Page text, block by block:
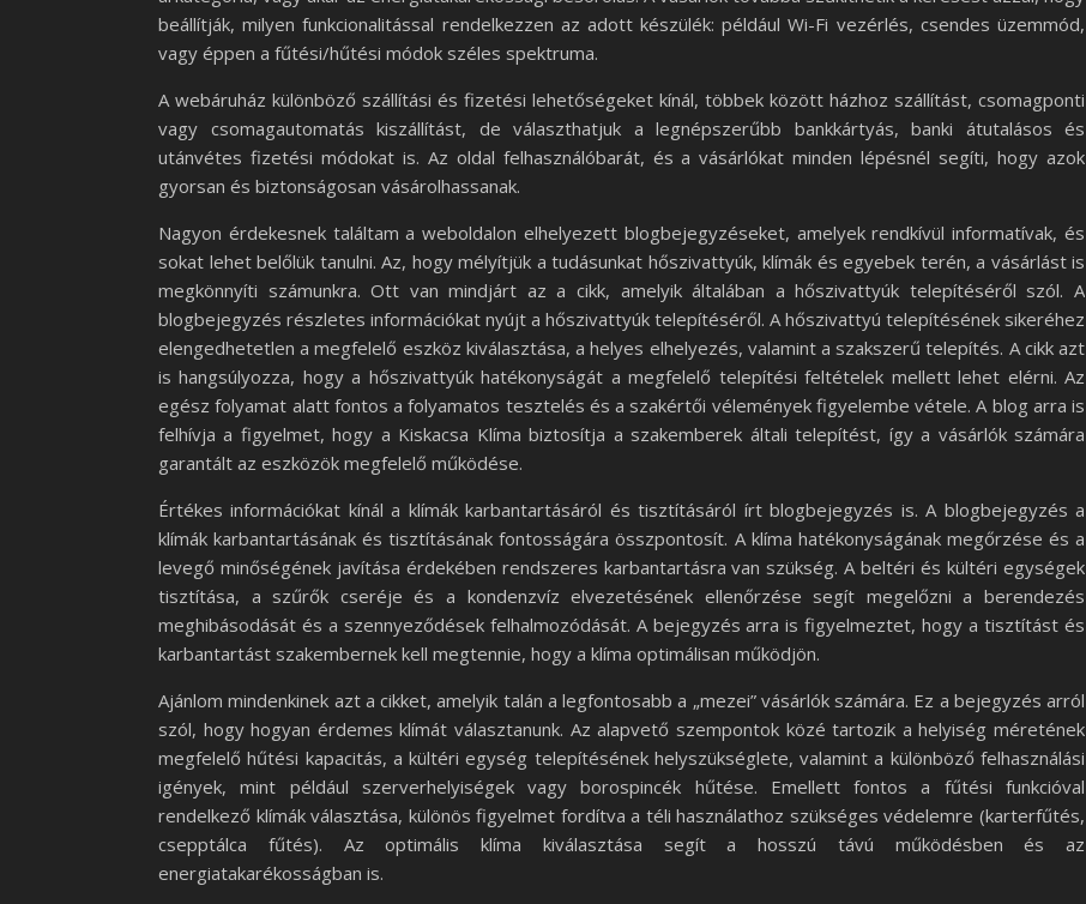
beállítják, milyen funkcionalitással rendelkezzen az adott készülék: például Wi-Fi vezérlés, csendes üzemmód,
vagy éppen a fűtési/hűtési módok széles spektruma.
A webáruház különböző szállítási és fizetési lehetőségeket kínál, többek között házhoz szállítást, csomagponti
vagy csomagautomatás kiszállítást, de választhatjuk a legnépszerűbb bankkártyás, banki átutalásos és
utánvétes fizetési módokat is. Az oldal felhasználóbarát, és a vásárlókat minden lépésnél segíti, hogy azok
gyorsan és biztonságosan vásárolhassanak.
Nagyon érdekesnek találtam a weboldalon elhelyezett blogbejegyzéseket, amelyek rendkívül informatívak, és
sokat lehet belőlük tanulni. Az, hogy mélyítjük a tudásunkat hőszivattyúk, klímák és egyebek terén, a vásárlást is
megkönnyíti számunkra. Ott van mindjárt az a cikk, amelyik általában a hőszivattyúk telepítéséről szól. A
blogbejegyzés részletes információkat nyújt a hőszivattyúk telepítéséről. A hőszivattyú telepítésének sikeréhez
elengedhetetlen a megfelelő eszköz kiválasztása, a helyes elhelyezés, valamint a szakszerű telepítés. A cikk azt
is hangsúlyozza, hogy a hőszivattyúk hatékonyságát a megfelelő telepítési feltételek mellett lehet elérni. Az
egész folyamat alatt fontos a folyamatos tesztelés és a szakértői vélemények figyelembe vétele. A blog arra is
felhívja a figyelmet, hogy a Kiskacsa Klíma biztosítja a szakemberek általi telepítést, így a vásárlók számára
garantált az eszközök megfelelő működése.
Értékes információkat kínál a klímák karbantartásáról és tisztításáról írt blogbejegyzés is. A blogbejegyzés a
klímák karbantartásának és tisztításának fontosságára összpontosít. A klíma hatékonyságának megőrzése és a
levegő minőségének javítása érdekében rendszeres karbantartásra van szükség. A beltéri és kültéri egységek
tisztítása, a szűrők cseréje és a kondenzvíz elvezetésének ellenőrzése segít megelőzni a berendezés
meghibásodását és a szennyeződések felhalmozódását. A bejegyzés arra is figyelmeztet, hogy a tisztítást és
karbantartást szakembernek kell megtennie, hogy a klíma optimálisan működjön.
Ajánlom mindenkinek azt a cikket, amelyik talán a legfontosabb a „mezei” vásárlók számára. Ez a bejegyzés arról
szól, hogy hogyan érdemes klímát választanunk. Az alapvető szempontok közé tartozik a helyiség méretének
megfelelő hűtési kapacitás, a kültéri egység telepítésének helyszükséglete, valamint a különböző felhasználási
igények, mint például szerverhelyiségek vagy borospincék hűtése. Emellett fontos a fűtési funkcióval
rendelkező klímák választása, különös figyelmet fordítva a téli használathoz szükséges védelemre (karterfűtés,
csepptálca fűtés). Az optimális klíma kiválasztása segít a hosszú távú működésben és az
energiatakarékosságban is.